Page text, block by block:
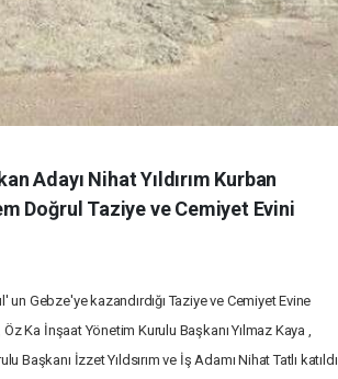
Adayı Nihat Yıldırım Kurban
Doğrul Taziye ve Cemiyet Evini
Gebze'ye kazandırdığı Taziye ve Cemiyet Evine
Ka İnşaat Yönetim Kurulu Başkanı Yılmaz Kaya ,
Başkanı İzzet Yıldsırım ve İş Adamı Nihat Tatlı katıldı.